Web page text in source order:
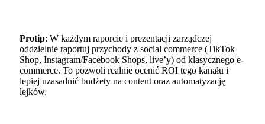
Protip: W każdym raporcie i prezentacji zarządczej
oddzielnie raportuj przychody z social commerce (TikTok
Shop, Instagram/Facebook Shops, live’y) od klasycznego e-
commerce. To pozwoli realnie ocenić ROI tego kanału i
lepiej uzasadnić budżety na content oraz automatyzację
lejków.